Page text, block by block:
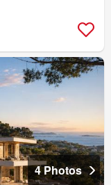
4 Photos